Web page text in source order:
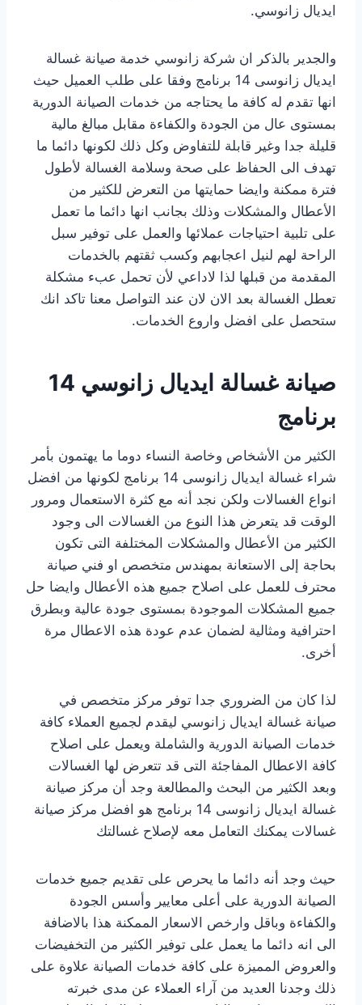
ايديال زانوسي.
والجدير بالذكر ان شركة زانوسي خدمة صيانة غسالة
ايديال زانوسى 14 برنامج وفقا على طلب العميل حيث
انها تقدم له كافة ما يحتاجه من خدمات الصيانة الدورية
بمستوى عال من الجودة والكفاءة مقابل مبالغ مالية
قليلة جدا وغير قابلة للتفاوض وكل ذلك لكونها دائما ما
تهدف الى الحفاظ على صحة وسلامة الغسالة لأطول
فترة ممكنة وايضا حمايتها من التعرض للكثير من
الأعطال والمشكلات وذلك بجانب انها دائما ما تعمل
على تلبية احتياجات عملائها والعمل على توفير سبل
الراحة لهم لنيل اعجابهم وكسب ثقتهم بالخدمات
المقدمة من قبلها لذا لاداعي لأن تحمل عبء مشكلة
تعطل الغسالة بعد الان لان عند التواصل معنا تاكد انك
ستحصل على افضل واروع الخدمات.
صيانة غسالة ايديال زانوسي 14
برنامج
الكثير من الأشخاص وخاصة النساء دوما ما يهتمون بأمر
شراء غسالة ايديال زانوسى 14 برنامج لكونها من افضل
انواع الغسالات ولكن نجد أنه مع كثرة الاستعمال ومرور
الوقت قد يتعرض هذا النوع من الغسالات الى وجود
الكثير من الأعطال والمشكلات المختلفة التى تكون
بحاجة إلى الاستعانة بمهندس متخصص او فني صيانة
محترف للعمل على اصلاح جميع هذه الأعطال وايضا حل
جميع المشكلات الموجودة بمستوى جودة عالية وبطرق
احترافية ومثالية لضمان عدم عودة هذه الاعطال مرة
أخرى.
لذا كان من الضروري جدا توفر مركز متخصص في
صيانة غسالة ايديال زانوسي ليقدم لجميع العملاء كافة
خدمات الصيانة الدورية والشاملة ويعمل على اصلاح
كافة الاعطال المفاجئة التى قد تتعرض لها الغسالات
وبعد الكثير من البحث والمطالعة وجد أن مركز صيانة
غسالة ايديال زانوسى 14 برنامج هو افضل مركز صيانة
غسالات يمكنك التعامل معه لإصلاح غسالتك
حيث وجد أنه دائما ما يحرص على تقديم جميع خدمات
الصيانة الدورية على أعلى معايير وأسس الجودة
والكفاءة وباقل وارخص الاسعار الممكنة هذا بالاضافة
الى انه دائما ما يعمل على توفير الكثير من التخفيضات
والعروض المميزة على كافة خدمات الصيانة علاوة على
ذلك وجدنا العديد من آراء العملاء عن مدى خبرته